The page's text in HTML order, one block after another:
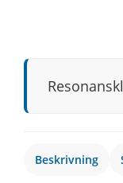
Beskrivning